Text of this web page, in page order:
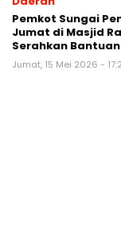
Pemkot Sungai
Jumat di Masjid
Serahkan Bantuan
Jumat, 15 Mei 2026 -